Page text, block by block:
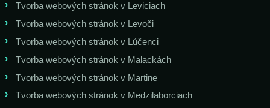
Tvorba webových stránok v Leviciach
Tvorba webových stránok v Levoči
Tvorba webových stránok v Lúčenci
Tvorba webových stránok v Malackách
Tvorba webových stránok v Martine
Tvorba webových stránok v Medzilaborciach